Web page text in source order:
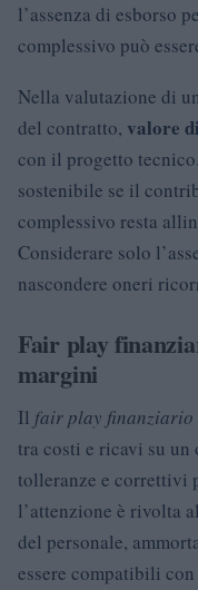
l’assenza di esborso
complessivo può
Nella valutazione di
del contratto, valore
con il progetto
sostenibile se il
complessivo resta
Considerare solo
nascondere oneri
Fair play
margini
Il fair play finanziario
tra costi e ricavi su
tolleranze e correttivi
l’attenzione è rivolta
del personale,
essere compatibili